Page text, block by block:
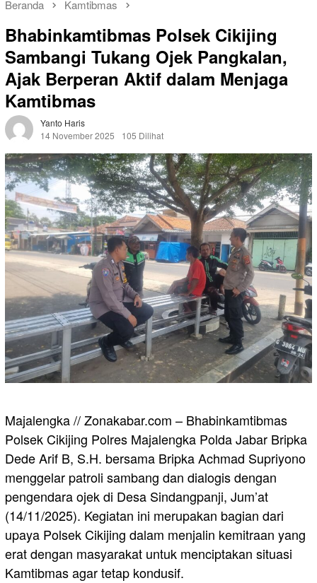
Beranda Kamtibmas
Bhabinkamtibmas Polsek Cikijing
Sambangi Tukang Ojek Pangkalan,
Ajak Berperan Aktif dalam Menjaga
Kamtibmas
Yanto Haris
14 November 2025
105 Dilihat
Majalengka // Zonakabar.com – Bhabinkamtibmas
Polsek Cikijing Polres Majalengka Polda Jabar Bripka
Dede Arif B, S.H. bersama Bripka Achmad Supriyono
menggelar patroli sambang dan dialogis dengan
pengendara ojek di Desa Sindangpanji, Jum’at
(14/11/2025). Kegiatan ini merupakan bagian dari
upaya Polsek Cikijing dalam menjalin kemitraan yang
erat dengan masyarakat untuk menciptakan situasi
Kamtibmas agar tetap kondusif.